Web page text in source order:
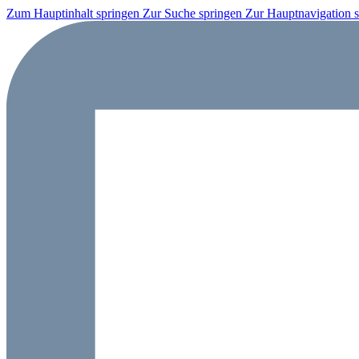
Zum Hauptinhalt springen Zur Suche springen Zur Hauptnavigation